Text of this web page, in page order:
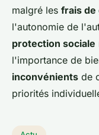
malgré les frais de
l'autonomie de
protection sociale
l'importance de
inconvénients de
priorités